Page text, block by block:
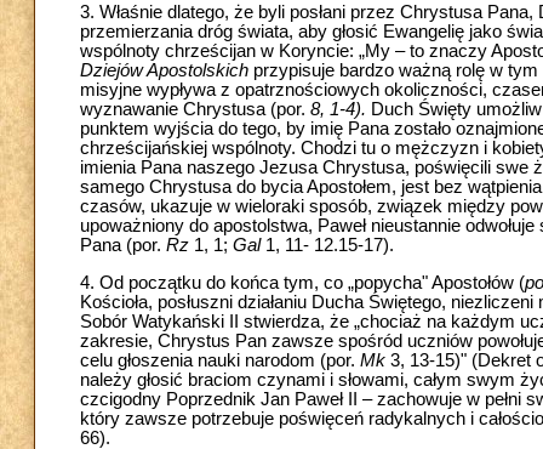
3. Właśnie dlatego, że byli posłani przez Chrystusa
przemierzania dróg świata, aby głosić Ewangelię jako
wspólnoty chrześcijan w Koryncie: „My – to znaczy
Dziejów Apostolskich przypisuje bardzo ważną rolę w
misyjne wypływa z opatrznościowych okoliczności,
wyznawanie Chrystusa (por. 8, 1-4). Duch Święty
punktem wyjścia do tego, by imię Pana zostało
chrześcijańskiej wspólnoty. Chodzi tu o mężczyzn i
imienia Pana naszego Jezusa Chrystusa, poświęcili swe
samego Chrystusa do bycia Apostołem, jest bez
czasów, ukazuje w wieloraki sposób, związek między
upoważniony do apostolstwa, Paweł nieustannie
Pana (por. Rz 1, 1; Gal1, 11- 12.15-17).
4. Od początku do końca tym, co „popycha" Apostołów (
Kościoła, posłuszni działaniu Ducha Świętego,
Sobór Watykański II stwierdza, że „chociaż na każdym
zakresie, Chrystus Pan zawsze spośród uczniów
celu głoszenia nauki narodom (por. Mk 3, 13-15)" (Dekret
należy głosić braciom czynami i słowami, całym swym
czcigodny Poprzednik Jan Paweł II – zachowuje w pełni
który zawsze potrzebuje poświęceń radykalnych i
66).